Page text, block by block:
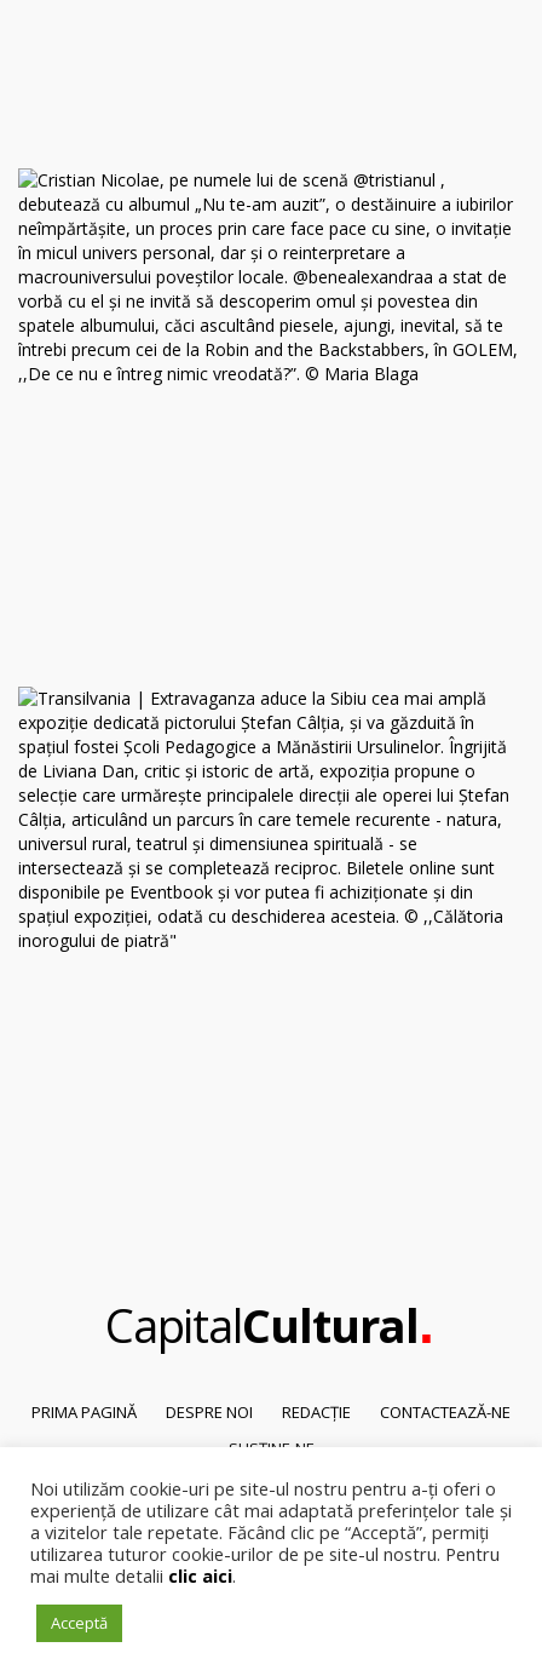
CapitalCultural.
PRIMA PAGINĂ DESPRE NOI REDACȚIE
CONTACTEAZĂ-NE
SUSȚINE-NE
© 2026Capital Cultural
Reproducerea integrală sau parțială a textelor sau a ilustrațiilor din orice
pagină a site-ului este posibilă numai cu acordul prealabil scris al Capital
Noi utilizăm cookie-uri pe site-ul nostru pentru a-ți oferi o
experiență de utilizare cât mai adaptată preferințelor tale și
a vizitelor tale repetate. Făcând clic pe “Acceptă”, permiți
utilizarea tuturor cookie-urilor de pe site-ul nostru. Pentru
mai multe detalii clic aici.
Acceptă